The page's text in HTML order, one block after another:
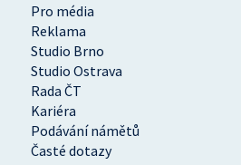
Pro média
Reklama
Studio Brno
Studio Ostrava
Rada ČT
Kariéra
Podávání námětů
Časté dotazy